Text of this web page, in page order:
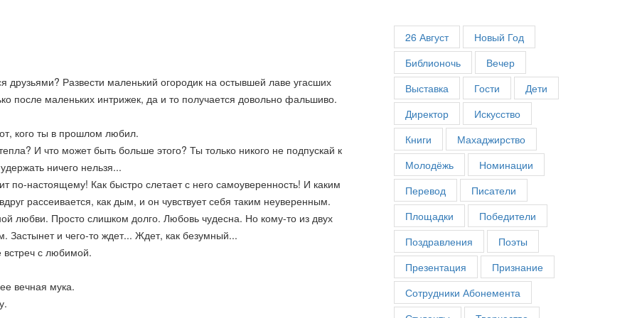
Развести маленький огородик на остывшей лаве угасших
после маленьких интрижек, да и то получается довольно фальшиво.
кого ты в прошлом любил.
И что может быть больше этого? Ты только никого не подпускай к
ничего нельзя...
по-настоящему! Как быстро слетает с него самоуверенность! И каким
рассеивается, как дым, и он чувствует себя таким неуверенным.
любви. Просто слишком долго. Любовь чудесна. Но кому-то из двух
Застынет и чего-то ждет... Ждет, как безумный...
встреч с любимой.
вечная мука.
26 Август
Новый Год
Библионочь
Вечер
Выставка
Гости
Дети
Директор
Искусство
Книги
Махаджирство
Молодёжь
Номинации
Перевод
Писатели
Площадки
Победители
Поздравления
Поэты
Презентация
Признание
Сотрудники Абонемента